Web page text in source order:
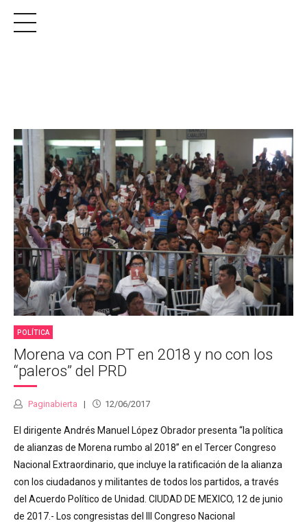
POLÍTICA
Morena va con PT en 2018 y no con los
“paleros” del PRD
Paginabierta 12/06/2017
El dirigente Andrés Manuel López Obrador presenta “la política
de alianzas de Morena rumbo al 2018” en el Tercer Congreso
Nacional Extraordinario, que incluye la ratificación de la alianza
con los ciudadanos y militantes de todos los partidos, a través
del Acuerdo Político de Unidad. CIUDAD DE MEXICO, 12 de junio
de 2017.- Los congresistas del III Congreso Nacional